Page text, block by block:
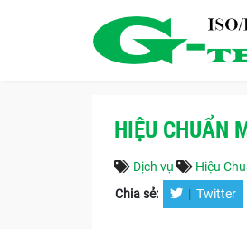
HIỆU CHUẨN
Dịch vụ Hiệu
Chia sẻ: | Twitter